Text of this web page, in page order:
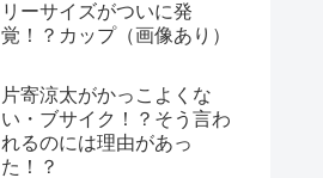
リーサイズがついに発
覚！？カップ（画像あり）
片寄涼太がかっこよくな
い・ブサイク！？そう言わ
れるのには理由があっ
た！？